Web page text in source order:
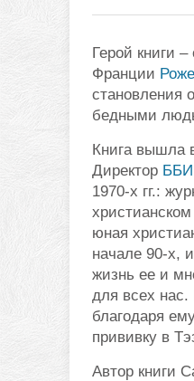
Герой книги
Франции
становления
бедными
Книга вышла
Директор ББИ
1970-х гг.:
юная
начале 90-х,
жизнь ее и
для всех
благодаря
прививку в
Автор книги